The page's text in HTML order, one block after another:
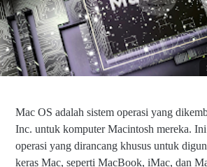
Mac OS adalah sistem operasi yang
Inc. untuk komputer Macintosh mereka. Ini
operasi yang dirancang khusus untuk
keras Mac, seperti MacBook, iMac, dan